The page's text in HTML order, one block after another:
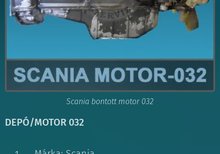
Scania bontott motor 032
DEPÓ/MOTOR 032